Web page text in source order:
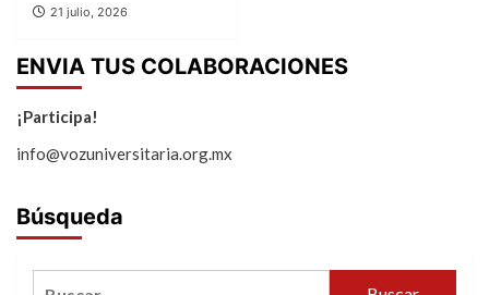
21 julio, 2026
ENVIA TUS COLABORACIONES
¡Participa!
info@vozuniversitaria.org.mx
Búsqueda